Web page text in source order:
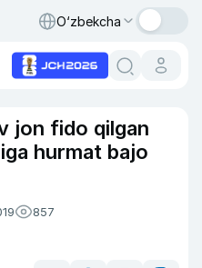
O‘zbekcha
jon fido qilgan
hurmat bajo
857